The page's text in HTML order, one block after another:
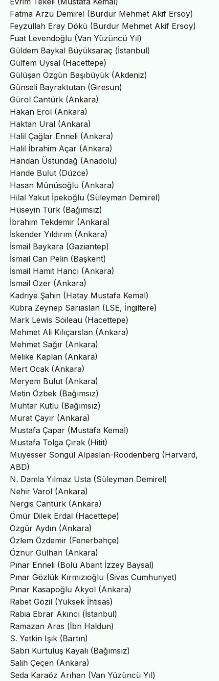
Fatma Arzu Demirel (Burdur Mehmet Akif Ersoy)
Feyzullah Eray Dökü (Burdur Mehmet Akif Ersoy)
Fuat Levendoğlu (Van Yüzüncü Yıl)
Güldem Baykal Büyüksaraç (İstanbul)
Gülfem Uysal (Hacettepe)
Gülüşan Özgün Başıbüyük (Akdeniz)
Günseli Bayraktutan (Giresun)
Gürol Cantürk (Ankara)
Hakan Erol (Ankara)
Haktan Ural (Ankara)
Halil Çağlar Enneli (Ankara)
Halil İbrahim Açar (Ankara)
Handan Üstündağ (Anadolu)
Hande Bulut (Düzce)
Hasan Münüsoğlu (Ankara)
Hilal Yakut İpekoğlu (Süleyman Demirel)
Hüseyin Türk (Bağımsız)
İbrahim Tekdemir (Ankara)
İskender Yıldırım (Ankara)
İsmail Baykara (Gaziantep)
İsmail Can Pelin (Başkent)
İsmail Hamit Hancı (Ankara)
İsmail Özer (Ankara)
Kadriye Şahin (Hatay Mustafa Kemal)
Kübra Zeynep Sarıaslan (LSE, İngiltere)
Mark Lewis Soileau (Hacettepe)
Mehmet Ali Kılıçarslan (Ankara)
Mehmet Sağır (Ankara)
Melike Kaplan (Ankara)
Mert Ocak (Ankara)
Meryem Bulut (Ankara)
Metin Özbek (Bağımsız)
Muhtar Kutlu (Bağımsız)
Murat Çayır (Ankara)
Mustafa Çapar (Mustafa Kemal)
Mustafa Tolga Çırak (Hitit)
Müyesser Songül Alpaslan-Roodenberg (Harvard,
ABD)
N. Damla Yılmaz Usta (Süleyman Demirel)
Nehir Varol (Ankara)
Nergis Cantürk (Ankara)
Ömür Dilek Erdal (Hacettepe)
Özgür Aydın (Ankara)
Özlem Özdemir (Fenerbahçe)
Öznur Gülhan (Ankara)
Pınar Enneli (Bolu Abant İzzey Baysal)
Pınar Gözlük Kırmızıoğlu (Sivas Cumhuriyet)
Pınar Kasapoğlu Akyol (Ankara)
Rabet Gözil (Yüksek İhtisas)
Rabia Ebrar Akıncı (İstanbul)
Ramazan Aras (İbn Haldun)
S. Yetkin Işık (Bartın)
Sabri Kurtuluş Kayalı (Bağımsız)
Salih Çeçen (Ankara)
Seda Karaöz Arıhan (Van Yüzüncü Yıl)